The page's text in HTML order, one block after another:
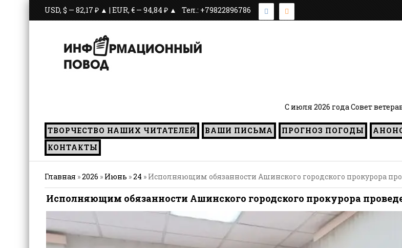
USD, $ — 82,17 ₽ ▲ | EUR, € — 94,84 ₽ ▲ Тел.: +79822896786
С июля 2026 года Совет ветеранов ПАО
ТВОРЧЕСТВО НАШИХ ЧИТАТЕЛЕЙ ВАШИ ПИСЬМА ПРОГНОЗ ПОГОДЫ
КОНТАКТЫ
Главная »2026 » Июнь »24 » Исполняющим обязанности Ашинского городского прокурора
Исполняющим обязанности Ашинского городского прокурора